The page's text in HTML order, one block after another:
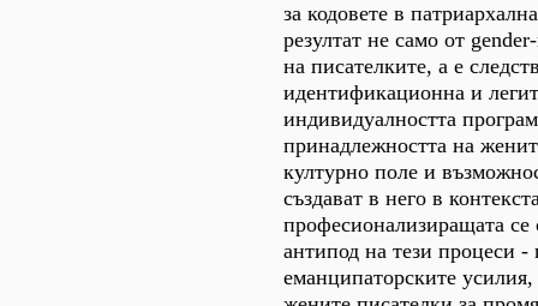
за кодовете в
резултат не само от
на писателките, а е
идентификационна и
индивидуалността
принадлежността на
културно поле и
създават в него в
професионализиращата се
антипод на тези процеси -
еманципаторските усилия,